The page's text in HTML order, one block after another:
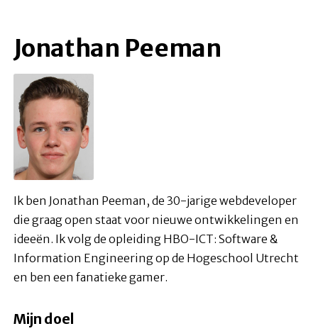
Jonathan Peeman
Ik ben Jonathan Peeman, de 30-jarige webdeveloper
die graag open staat voor nieuwe ontwikkelingen en
ideeën. Ik volg de opleiding HBO-ICT: Software &
Information Engineering op de Hogeschool Utrecht
en ben een fanatieke gamer.
Mijn doel